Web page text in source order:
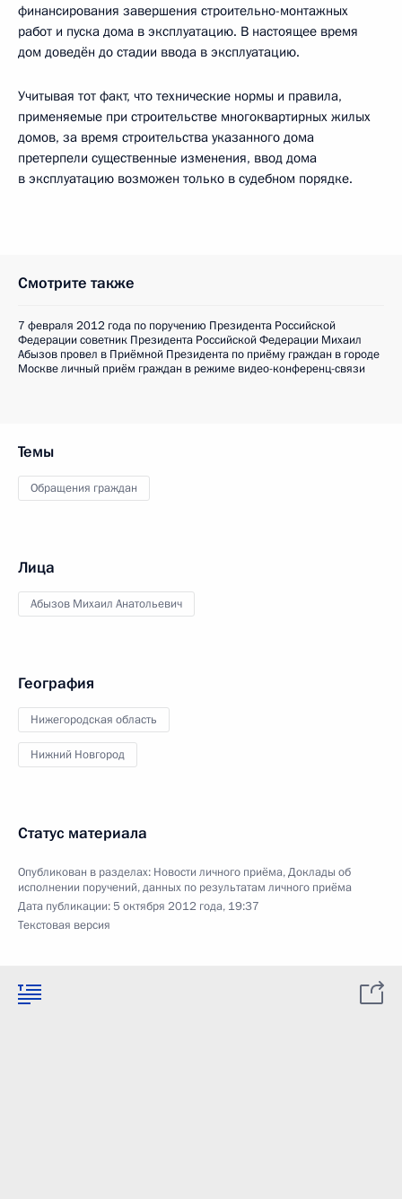
финансирования завершения строительно-монтажных
работ и пуска дома в эксплуатацию. В настоящее время
дом доведён до стадии ввода в эксплуатацию.
Учитывая тот факт, что технические нормы и правила,
применяемые при строительстве многоквартирных жилых
домов, за время строительства указанного дома
претерпели существенные изменения, ввод дома
в эксплуатацию возможен только в судебном порядке.
Смотрите также
7 февраля 2012 года по поручению Президента Российской
Федерации советник Президента Российской Федерации Михаил
Абызов провел в Приёмной Президента по приёму граждан в городе
Москве личный приём граждан в режиме видео-конференц-связи
Темы
Обращения граждан
Лица
Абызов Михаил Анатольевич
География
Нижегородская область
Нижний Новгород
Статус материала
Опубликован в разделах: Новости личного приёма,Доклады об
исполнении поручений, данных по результатам личного приёма
Дата публикации:5 октября 2012 года, 19:37
Текстовая версия